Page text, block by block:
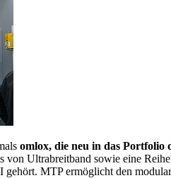
omlox, die neu in das Portfolio
von Ultrabreitband sowie eine
MTP ermöglicht den